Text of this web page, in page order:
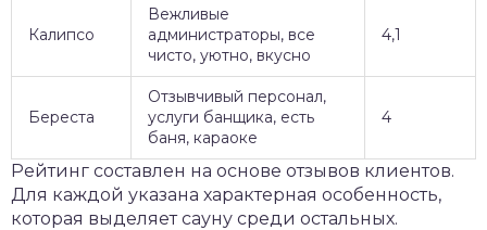
Калипсо
Вежливые
администраторы, все
чисто, уютно, вкусно
4,1
Береста
Отзывчивый персонал,
услуги банщика, есть
баня, караоке
4
Рейтинг составлен на основе отзывов клиентов.
Для каждой указана характерная особенность,
которая выделяет сауну среди остальных.